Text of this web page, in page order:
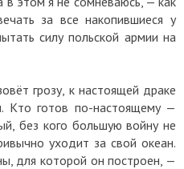
за все накопившиеся у
силу польской армии на
грозу, к настоящей драке
Кто готов по-настоящему —
без кого большую войну не
уходит за свой океан.
для которой он построен, —